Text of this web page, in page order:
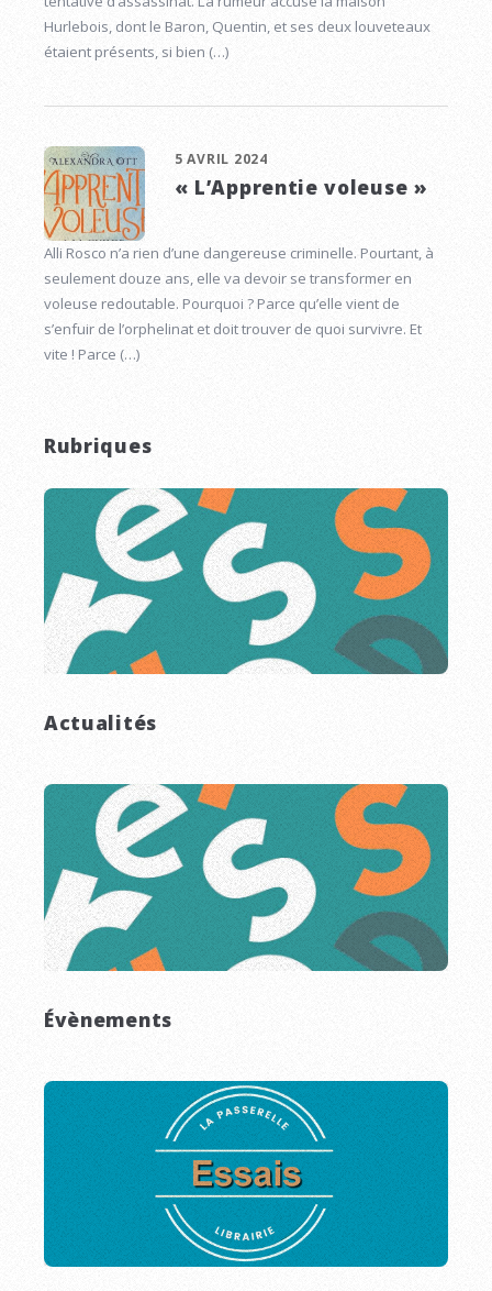
Hurlebois, dont le Baron, Quentin, et ses deux louveteaux
étaient présents, si bien (…)
5 AVRIL 2024
« L’Apprentie voleuse »
Alli Rosco n’a rien d’une dangereuse criminelle. Pourtant, à
seulement douze ans, elle va devoir se transformer en
voleuse redoutable. Pourquoi ? Parce qu’elle vient de
s’enfuir de l’orphelinat et doit trouver de quoi survivre. Et
vite ! Parce (…)
Rubriques
Actualités
Évènements